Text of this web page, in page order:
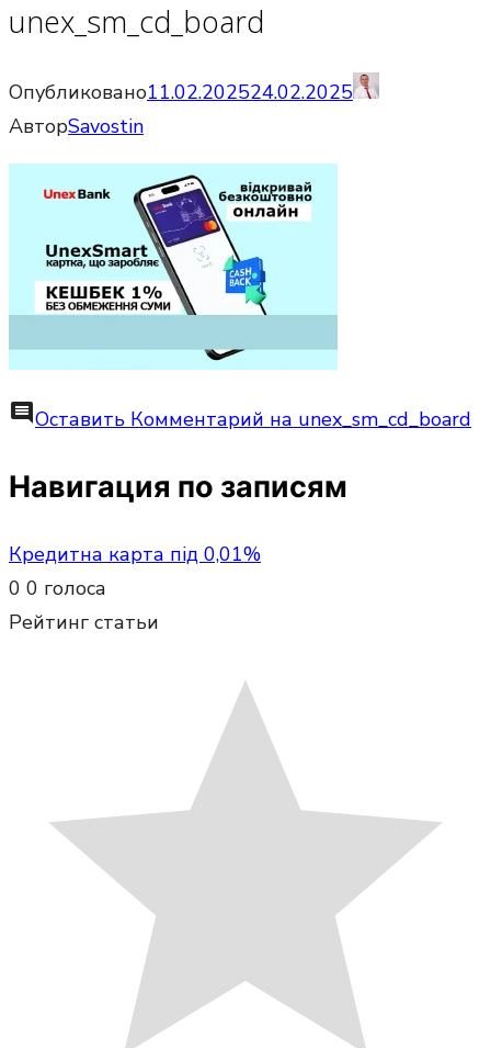
unex_sm_cd_board
Опубликовано11.02.202524.02.2025
АвторSavostin
commentОставить Комментарий на unex_sm_cd_board
Навигация по записям
Кредитна карта під 0,01%
0 0 голоса
Рейтинг статьи